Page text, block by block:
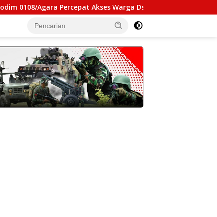
Percepat Akses Warga Ds. Kuning Abadi Aceh Tenggara